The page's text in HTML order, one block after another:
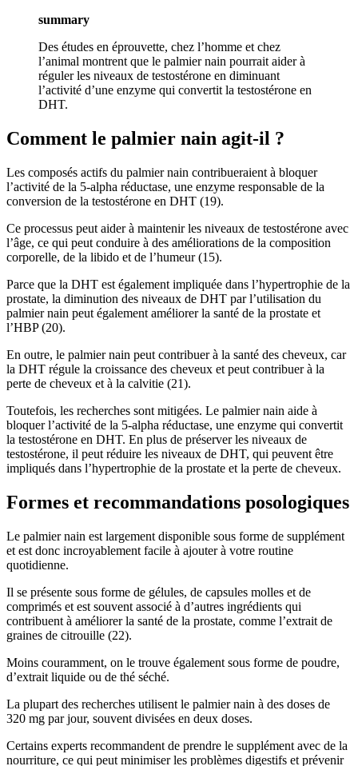
summary
Des études en éprouvette, chez l’homme et chez
l’animal montrent que le palmier nain pourrait aider à
réguler les niveaux de testostérone en diminuant
l’activité d’une enzyme qui convertit la testostérone en
DHT.
Comment le palmier nain agit-il ?
Les composés actifs du palmier nain contribueraient à bloquer
l’activité de la 5-alpha réductase, une enzyme responsable de la
conversion de la testostérone en DHT (19).
Ce processus peut aider à maintenir les niveaux de testostérone avec
l’âge, ce qui peut conduire à des améliorations de la composition
corporelle, de la libido et de l’humeur (15).
Parce que la DHT est également impliquée dans l’hypertrophie de la
prostate, la diminution des niveaux de DHT par l’utilisation du
palmier nain peut également améliorer la santé de la prostate et
l’HBP (20).
En outre, le palmier nain peut contribuer à la santé des cheveux, car
la DHT régule la croissance des cheveux et peut contribuer à la
perte de cheveux et à la calvitie (21).
Toutefois, les recherches sont mitigées. Le palmier nain aide à
bloquer l’activité de la 5-alpha réductase, une enzyme qui convertit
la testostérone en DHT. En plus de préserver les niveaux de
testostérone, il peut réduire les niveaux de DHT, qui peuvent être
impliqués dans l’hypertrophie de la prostate et la perte de cheveux.
Formes et recommandations posologiques
Le palmier nain est largement disponible sous forme de supplément
et est donc incroyablement facile à ajouter à votre routine
quotidienne.
Il se présente sous forme de gélules, de capsules molles et de
comprimés et est souvent associé à d’autres ingrédients qui
contribuent à améliorer la santé de la prostate, comme l’extrait de
graines de citrouille (22).
Moins couramment, on le trouve également sous forme de poudre,
d’extrait liquide ou de thé séché.
La plupart des recherches utilisent le palmier nain à des doses de
320 mg par jour, souvent divisées en deux doses.
Certains experts recommandent de prendre le supplément avec de la
nourriture, ce qui peut minimiser les problèmes digestifs et prévenir